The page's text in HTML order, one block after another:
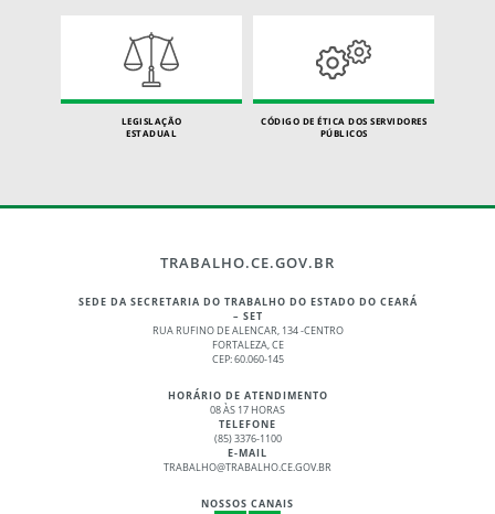
LEGISLAÇÃO
ESTADUAL
CÓDIGO DE ÉTICA DOS SERVIDORES
PÚBLICOS
TRABALHO.CE.GOV.BR
SEDE DA SECRETARIA DO TRABALHO DO ESTADO DO CEARÁ
– SET
RUA RUFINO DE ALENCAR, 134 -CENTRO
FORTALEZA, CE
CEP: 60.060-145
HORÁRIO DE ATENDIMENTO
08 ÀS 17 HORAS
TELEFONE
(85) 3376-1100
E-MAIL
TRABALHO@TRABALHO.CE.GOV.BR
NOSSOS CANAIS